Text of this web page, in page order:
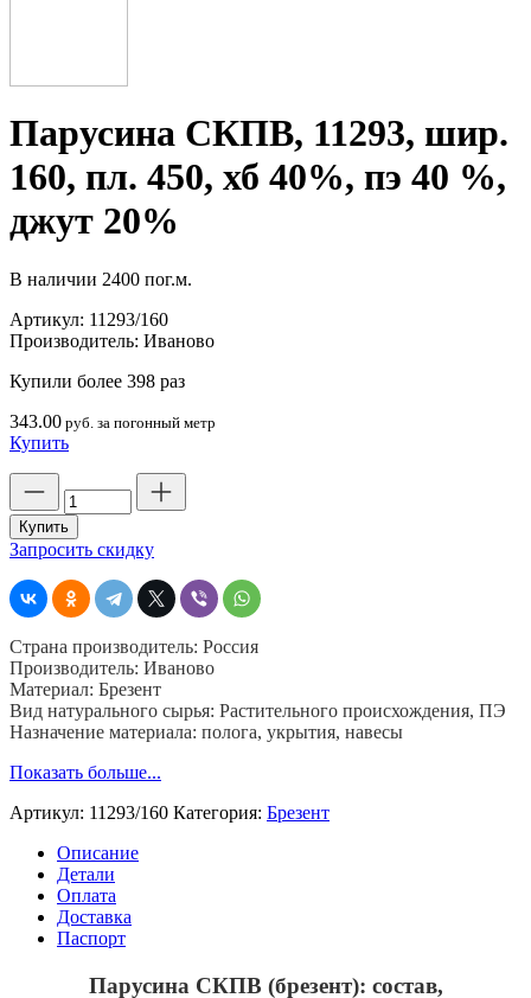
Парусина СКПВ, 11293, шир.
160, пл. 450, хб 40%, пэ 40 %,
джут 20%
В наличии 2400 пог.м.
Артикул: 11293/160
Производитель: Иваново
Купили более 398 раз
343.00 руб. за погонный метр
Купить
Количество
товара
Парусина
СКПВ,
шир.
160,
450,
хб
40%,
пэ
40
джут
20%
Купить
Запросить скидку
Страна производитель: Россия
Производитель: Иваново
Материал: Брезент
Вид натурального сырья: Растительного происхождения, ПЭ
Назначение материала: полога, укрытия, навесы
Показать больше...
Артикул: 11293/160 Категория: Брезент
Описание
Детали
Оплата
Доставка
Паспорт
Парусина СКПВ (брезент): состав,